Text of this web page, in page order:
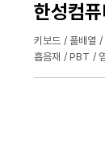
한성컴
키보드 풀배열
흡음재
PBT